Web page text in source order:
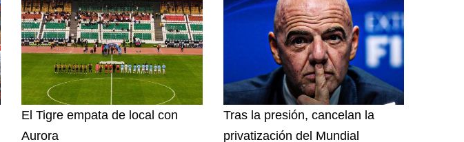
El Tigre empata de local con
Aurora
Tras la presión, cancelan la
privatización del Mundial